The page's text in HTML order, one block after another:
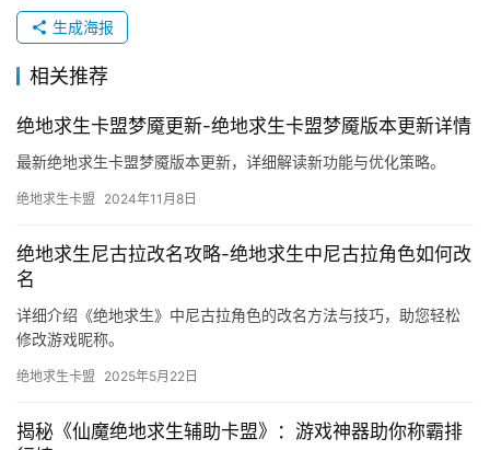
生成海报
相关推荐
绝地求生卡盟梦魇更新-绝地求生卡盟梦魇版本更新详情
最新绝地求生卡盟梦魇版本更新，详细解读新功能与优化策略。
绝地求生卡盟 2024年11月8日
绝地求生尼古拉改名攻略-绝地求生中尼古拉角色如何改
名
详细介绍《绝地求生》中尼古拉角色的改名方法与技巧，助您轻松
修改游戏昵称。
绝地求生卡盟 2025年5月22日
揭秘《仙魔绝地求生辅助卡盟》：游戏神器助你称霸排